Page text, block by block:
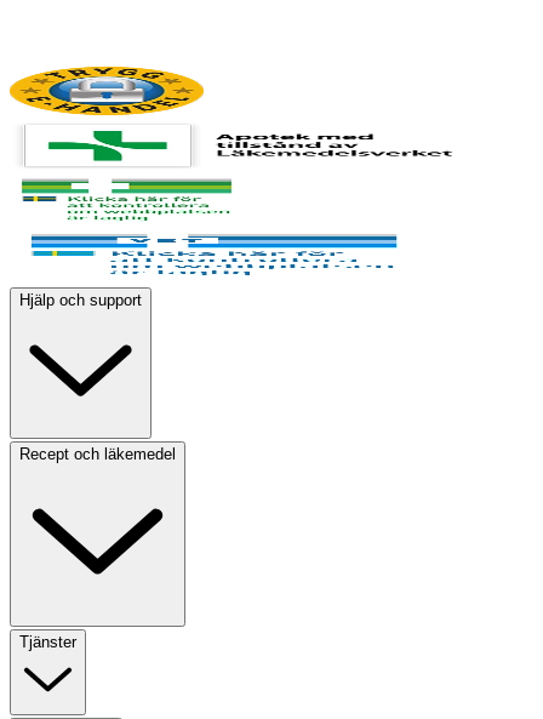
Hjälp och support
Recept och läkemedel
Tjänster